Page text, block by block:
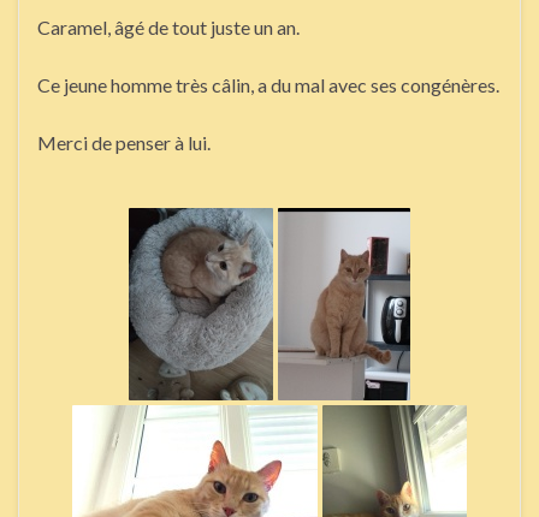
Caramel, âgé de tout juste un an.
Ce jeune homme très câlin, a du mal avec ses congénères.
Merci de penser à lui.